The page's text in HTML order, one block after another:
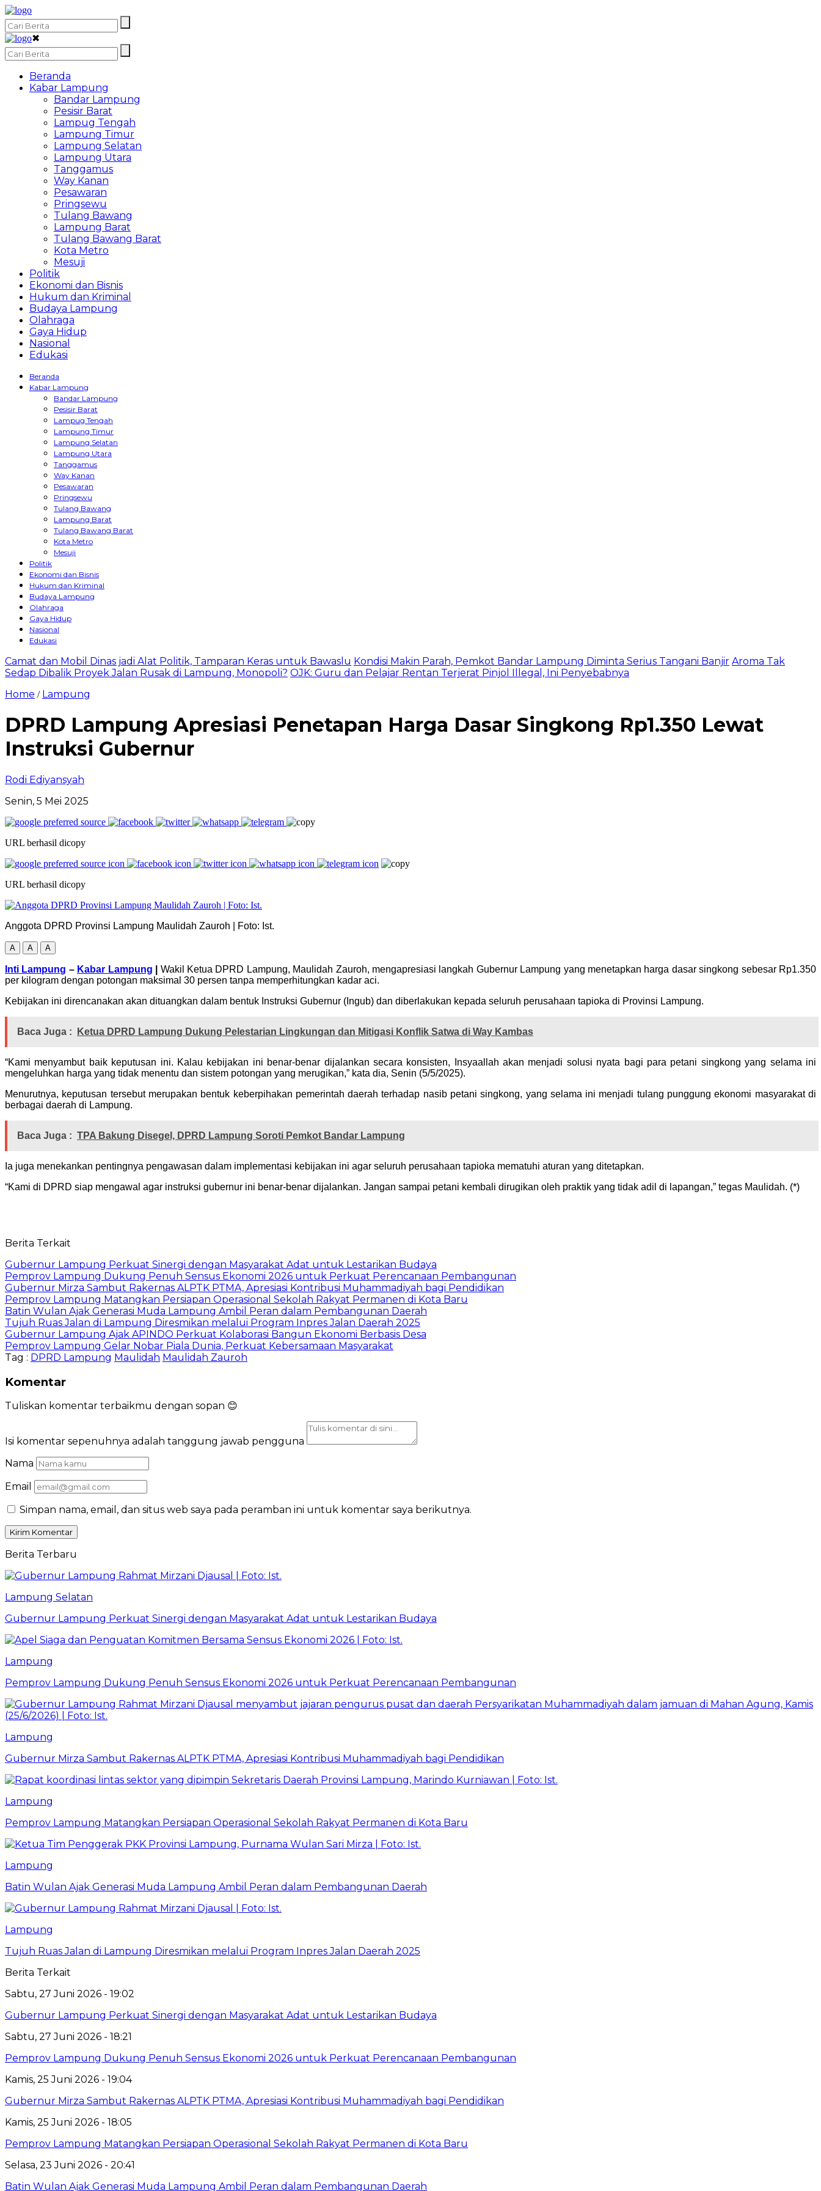
✖
Beranda
Kabar Lampung
Bandar Lampung
Pesisir Barat
Lampug Tengah
Lampung Timur
Lampung Selatan
Lampung Utara
Tanggamus
Way Kanan
Pesawaran
Pringsewu
Tulang Bawang
Lampung Barat
Tulang Bawang Barat
Kota Metro
Mesuji
Politik
Ekonomi dan Bisnis
Hukum dan Kriminal
Budaya Lampung
Olahraga
Gaya Hidup
Nasional
Edukasi
Beranda
Kabar Lampung
Bandar Lampung
Pesisir Barat
Lampug Tengah
Lampung Timur
Lampung Selatan
Lampung Utara
Tanggamus
Way Kanan
Pesawaran
Pringsewu
Tulang Bawang
Lampung Barat
Tulang Bawang Barat
Kota Metro
Mesuji
Politik
Ekonomi dan Bisnis
Hukum dan Kriminal
Budaya Lampung
Olahraga
Gaya Hidup
Nasional
Edukasi
Camat dan Mobil Dinas jadi Alat Politik, Tamparan Keras untuk Bawaslu Kondisi Makin Parah, Pemkot Bandar Lampung Diminta Serius Tangani Banjir Aroma Tak
Sedap Dibalik Proyek Jalan Rusak di Lampung, Monopoli? OJK: Guru dan Pelajar Rentan Terjerat Pinjol Illegal, Ini Penyebabnya
Home / Lampung
DPRD Lampung Apresiasi Penetapan Harga Dasar Singkong Rp1.350 Lewat
Instruksi Gubernur
Rodi Ediyansyah
Senin, 5 Mei 2025
URL berhasil dicopy
URL berhasil dicopy
Anggota DPRD Provinsi Lampung Maulidah Zauroh | Foto: Ist.
A A A
Inti Lampung – Kabar Lampung
Wakil Ketua DPRD Lampung, Maulidah Zauroh, mengapresiasi langkah Gubernur Lampung yang menetapkan harga dasar singkong sebesar Rp1.350
per kilogram dengan potongan maksimal 30 persen tanpa memperhitungkan kadar aci.
Kebijakan ini direncanakan akan dituangkan dalam bentuk Instruksi Gubernur (Ingub) dan diberlakukan kepada seluruh perusahaan tapioka di Provinsi Lampung.
Baca Juga : Ketua DPRD Lampung Dukung Pelestarian Lingkungan dan Mitigasi Konflik Satwa di Way Kambas
“Kami menyambut baik keputusan ini. Kalau kebijakan ini benar-benar dijalankan secara konsisten, Insyaallah akan menjadi solusi nyata bagi para petani singkong yang selama ini
mengeluhkan harga yang tidak menentu dan sistem potongan yang merugikan,” kata dia, Senin (5/5/2025).
Menurutnya, keputusan tersebut merupakan bentuk keberpihakan pemerintah daerah terhadap nasib petani singkong, yang selama ini menjadi tulang punggung ekonomi masyarakat di
berbagai daerah di Lampung.
Baca Juga : TPA Bakung Disegel, DPRD Lampung Soroti Pemkot Bandar Lampung
Ia juga menekankan pentingnya pengawasan dalam implementasi kebijakan ini agar seluruh perusahaan tapioka mematuhi aturan yang ditetapkan.
“Kami di DPRD siap mengawal agar instruksi gubernur ini benar-benar dijalankan. Jangan sampai petani kembali dirugikan oleh praktik yang tidak adil di lapangan,” tegas Maulidah. (*)
Berita Terkait
Gubernur Lampung Perkuat Sinergi dengan Masyarakat Adat untuk Lestarikan Budaya
Pemprov Lampung Dukung Penuh Sensus Ekonomi 2026 untuk Perkuat Perencanaan Pembangunan
Gubernur Mirza Sambut Rakernas ALPTK PTMA, Apresiasi Kontribusi Muhammadiyah bagi Pendidikan
Pemprov Lampung Matangkan Persiapan Operasional Sekolah Rakyat Permanen di Kota Baru
Batin Wulan Ajak Generasi Muda Lampung Ambil Peran dalam Pembangunan Daerah
Tujuh Ruas Jalan di Lampung Diresmikan melalui Program Inpres Jalan Daerah 2025
Gubernur Lampung Ajak APINDO Perkuat Kolaborasi Bangun Ekonomi Berbasis Desa
Pemprov Lampung Gelar Nobar Piala Dunia, Perkuat Kebersamaan Masyarakat
Tag : DPRD Lampung Maulidah Maulidah Zauroh
Komentar
Tuliskan komentar terbaikmu dengan sopan 😊
Isi komentar sepenuhnya adalah tanggung jawab pengguna
Nama
Email
Simpan nama, email, dan situs web saya pada peramban ini untuk komentar saya berikutnya.
Berita Terbaru
Lampung Selatan
Gubernur Lampung Perkuat Sinergi dengan Masyarakat Adat untuk Lestarikan Budaya
Lampung
Pemprov Lampung Dukung Penuh Sensus Ekonomi 2026 untuk Perkuat Perencanaan Pembangunan
Lampung
Gubernur Mirza Sambut Rakernas ALPTK PTMA, Apresiasi Kontribusi Muhammadiyah bagi Pendidikan
Lampung
Pemprov Lampung Matangkan Persiapan Operasional Sekolah Rakyat Permanen di Kota Baru
Lampung
Batin Wulan Ajak Generasi Muda Lampung Ambil Peran dalam Pembangunan Daerah
Lampung
Tujuh Ruas Jalan di Lampung Diresmikan melalui Program Inpres Jalan Daerah 2025
Berita Terkait
Sabtu, 27 Juni 2026 - 19:02
Gubernur Lampung Perkuat Sinergi dengan Masyarakat Adat untuk Lestarikan Budaya
Sabtu, 27 Juni 2026 - 18:21
Pemprov Lampung Dukung Penuh Sensus Ekonomi 2026 untuk Perkuat Perencanaan Pembangunan
Kamis, 25 Juni 2026 - 19:04
Gubernur Mirza Sambut Rakernas ALPTK PTMA, Apresiasi Kontribusi Muhammadiyah bagi Pendidikan
Kamis, 25 Juni 2026 - 18:05
Pemprov Lampung Matangkan Persiapan Operasional Sekolah Rakyat Permanen di Kota Baru
Selasa, 23 Juni 2026 - 20:41
Batin Wulan Ajak Generasi Muda Lampung Ambil Peran dalam Pembangunan Daerah